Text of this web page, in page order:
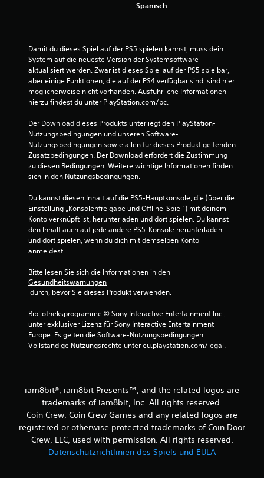
n
g
e
n
Spanisch
Damit du dieses Spiel auf der PS5 spielen kannst, muss dein
System auf die neueste Version der Systemsoftware
aktualisiert werden. Zwar ist dieses Spiel auf der PS5 spielbar,
aber einige Funktionen, die auf der PS4 verfügbar sind, sind hier
möglicherweise nicht vorhanden. Ausführliche Informationen
hierzu findest du unter PlayStation.com/bc.
Der Download dieses Produkts unterliegt den PlayStation-
Nutzungsbedingungen und unseren Software-
Nutzungsbedingungen sowie allen für dieses Produkt geltenden
Zusatzbedingungen. Der Download erfordert die Zustimmung
zu diesen Bedingungen. Weitere wichtige Informationen finden
sich in den Nutzungsbedingungen.
Du kannst diesen Inhalt auf die PS5-Hauptkonsole, die (über die
Einstellung „Konsolenfreigabe und Offline-Spiel“) mit deinem
Konto verknüpft ist, herunterladen und dort spielen. Du kannst
den Inhalt auch auf jede andere PS5-Konsole herunterladen
und dort spielen, wenn du dich mit demselben Konto
anmeldest.
Bitte lesen Sie sich die Informationen in den
Gesundheitswarnungen
durch, bevor Sie dieses Produkt verwenden.
Bibliotheksprogramme © Sony Interactive Entertainment Inc.,
unter exklusiver Lizenz für Sony Interactive Entertainment
Europe. Es gelten die Software-Nutzungsbedingungen.
Vollständige Nutzungsrechte unter eu.playstation.com/legal.
iam8bit®, iam8bit Presents™, and the related logos are
trademarks of iam8bit, Inc. All rights reserved.
Coin Crew, Coin Crew Games and any related logos are
registered or otherwise protected trademarks of Coin Door
Crew, LLC, used with permission. All rights reserved.
Datenschutzrichtlinien des Spiels und EULA